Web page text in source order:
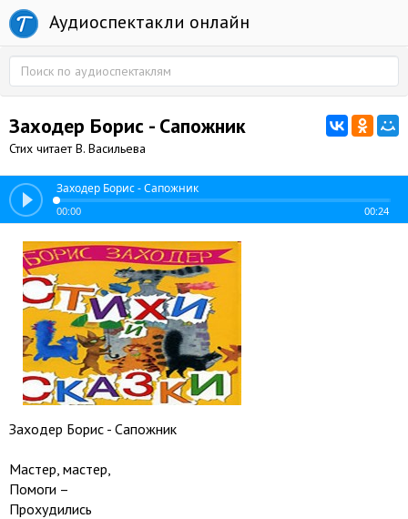
Аудиоспектакли онлайн
Заходер Борис - Сапожник
Стих читает В. Васильева
Заходер Борис - Сапожник
00:00 00:24
Заходер Борис - Сапожник
Мастер, мастер,
Помоги –
Прохудились